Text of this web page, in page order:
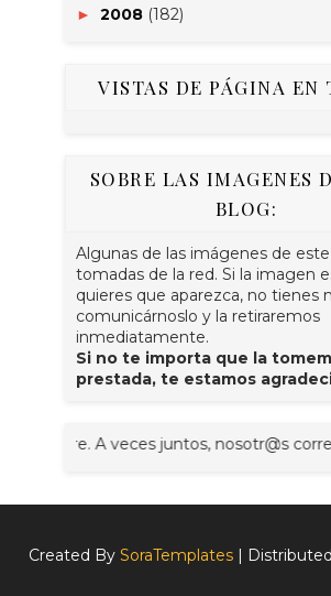
► 2008 (182)
VISTAS DE PÁGINA EN
SOBRE LAS IMAGENES
BLOG:
Algunas de las imágenes de
tomadas de la red. Si la imagen
quieres que aparezca, no tienes
comunicárnoslo y la retiraremos
inmediatamente.
Si no te importa que la
prestada, te estamos
corre. A veces juntos, nosotr@s
Created By SoraTemplates|